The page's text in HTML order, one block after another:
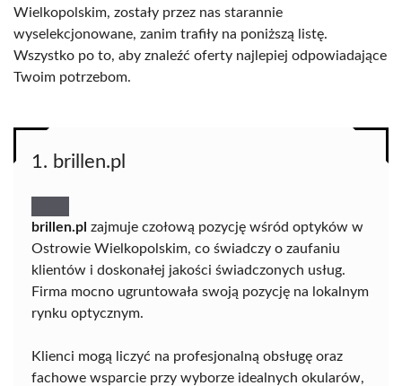
Wielkopolskim, zostały przez nas starannie
wyselekcjonowane, zanim trafiły na poniższą listę.
Wszystko po to, aby znaleźć oferty najlepiej odpowiadające
Twoim potrzebom.
1. brillen.pl
brillen.pl zajmuje czołową pozycję wśród optyków w
Ostrowie Wielkopolskim, co świadczy o zaufaniu
klientów i doskonałej jakości świadczonych usług.
Firma mocno ugruntowała swoją pozycję na lokalnym
rynku optycznym.
Klienci mogą liczyć na profesjonalną obsługę oraz
fachowe wsparcie przy wyborze idealnych okularów,